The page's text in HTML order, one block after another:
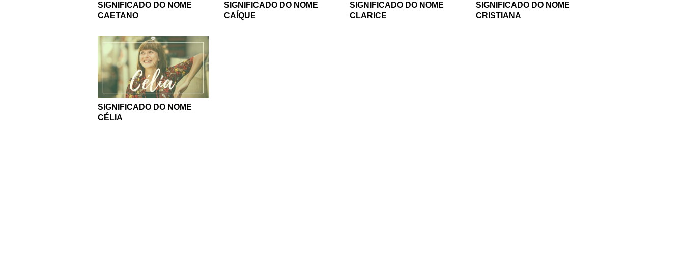
SIGNIFICADO DO NOME
CAETANO
SIGNIFICADO DO NOME
CAÍQUE
SIGNIFICADO DO NOME
CLARICE
SIGNIFICADO DO NOME
CRISTIANA
SIGNIFICADO DO NOME
CÉLIA